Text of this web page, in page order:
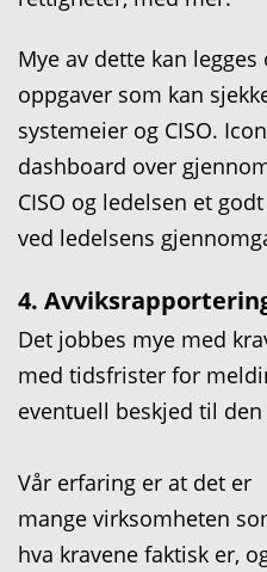
Mye av dette kan
oppgaver som kan
systemeier og CISO.
dashboard over
CISO og ledelsen et
ved ledelsens
4.
Det jobbes mye med
med tidsfrister for
eventuell beskjed til
Vår erfaring er at det er
mange virksomheten
hva kravene faktisk er,